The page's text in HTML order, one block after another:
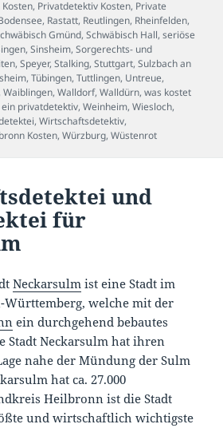
, Privatdetektiv Kosten, Private
, Rastatt, Reutlingen, Rheinfelden,
Gmünd,Schwäbisch Hall,seriöse
,Sinsheim,Sorgerechts- und
,Speyer,Stalking,Stuttgart,Sulzbach an
,Tübingen,Tuttlingen, Untreue,
,Waiblingen,Walldorf,Walldürn,was kostet
privatdetektiv,Weinheim,Wiesloch,
,Wirtschaftsdetektiv,
Kosten,Würzburg,Wüstenrot
und
für
Neckarsulm ist eine Stadt im
Württemberg, welche mit der
ein durchgehend bebautes
Stadt Neckarsulm hat ihren
nahe der Mündung der Sulm
hat ca. 27.000
Heilbronn ist die Stadt
und wirtschaftlich wichtigste